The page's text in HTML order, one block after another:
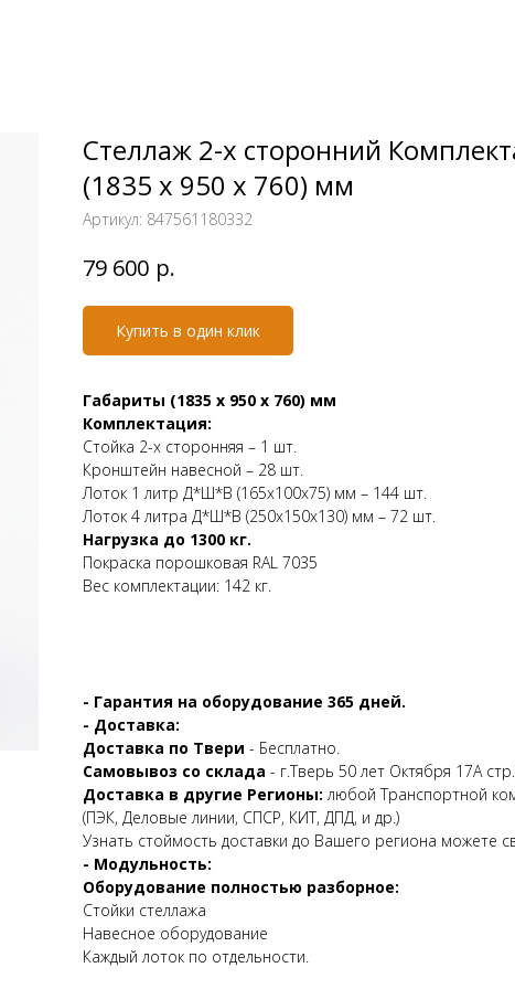
Стеллаж 2-х сторонний
(1835 х 950 х 760) мм
Артикул: 847561180332
79 600 р.
Купить в один клик
Габариты (1835 х 950 х 760) мм
Комплектация:
Стойка 2-х сторонняя – 1 шт.
Кронштейн навесной – 28 шт.
Лоток 1 литр Д*Ш*В (165х100х75) мм – 144 шт.
Лоток 4 литра Д*Ш*В (250х150х130) мм – 72 шт.
Нагрузка до 1300 кг.
Покраска порошковая RAL 7035
Вес комплектации: 142 кг.
- Гарантия на оборудование 365 дней.
- Доставка:
Доставка по Твери - Бесплатно.
Самовывоз со склада - г.Тверь 50 лет Октября 17А
Доставка в другие Регионы: любой Транспортной
(ПЭК, Деловые линии, СПСР, КИТ, ДПД, и др.)
Узнать стоймость доставки до Вашего региона можете
- Модульность:
Оборудование полностью разборное:
Стойки стеллажа
Навесное оборудование
Каждый лоток по отдельности.